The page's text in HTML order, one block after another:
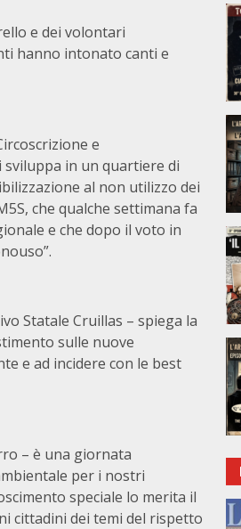
e dei volontari
hanno intonato canti e
e
sviluppa in un quartiere di
al non utilizzo dei
che qualche settimana fa
e che dopo il voto in
Statale Cruillas – spiega la
sulle nuove
e ad incidere con le best
– è una giornata
per i nostri
speciale lo merita il
cittadini dei temi del rispetto